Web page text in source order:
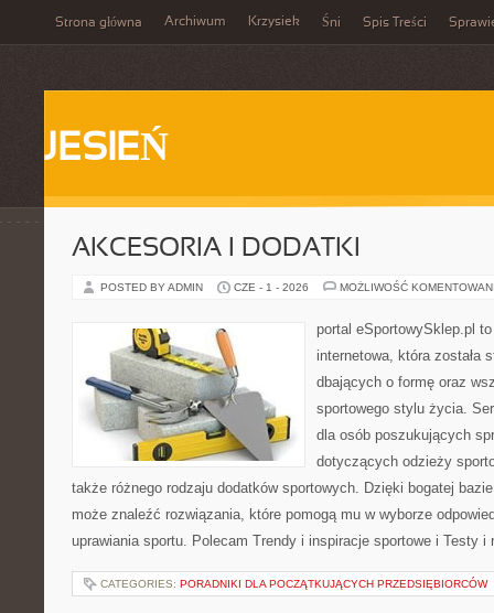
Strona główna Archiwum Krzysiek Śni Spis Treści
JESIEŃ
AKCESORIA I DODATKI
POSTED BY ADMIN CZE - 1 - 2026 MOŻLIWOŚĆ
portal eSportowySklep.pl
internetowa, która została
dbających o formę oraz
sportowego stylu życia.
dla osób poszukujących
dotyczących odzieży
także różnego rodzaju dodatków sportowych. Dzięki bogatej
może znaleźć rozwiązania, które pomogą mu w wyborze
uprawiania sportu. Polecam Trendy i inspiracje sportowe i Testy
CATEGORIES: PORADNIKI DLA POCZĄTKUJĄCYCH PRZEDSIĘBIORCÓW